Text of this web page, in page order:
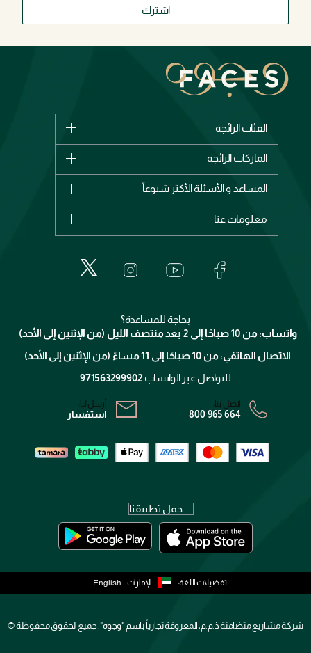
اشترك
الفئات الرائجة
الأكثر مبيعاً
اشترِ بطاقة هدية
الماركات الرائجة
بربري
إيف سان لوران
المساعد و الأسئلة الأكثر شيوعاً
الإرجاع
معلومات عنا
خدمات المعارض
برنامج الولاء ميوز
الشروط و الأحكام
سياسة الخصوصية
بحاجة للمساعدة؟
واتساب: من 10 صباحًا إلى 2 بعد منتصف الليل (من الإثنين إلى الأحد)
الاتصال الهاتفي: من 10 صباحًا إلى 11 مساءً (من الإثنين إلى الأحد)
للتواصل عبر الواتساب 971563299902
اتصل بنا:
800 965 664
أرسل لنا:
استفسار
حمل تطبيقنا
تفضيلات اللغة: الإمارات English
شركة مشاريع متضامنة ذ.م.م، المعروفة تجارياً باسم "وجوه". جميع الحقوق محفوظة ©